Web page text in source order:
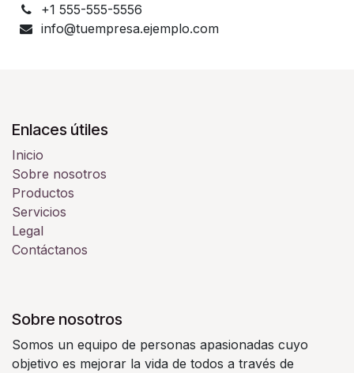
+1 555-555-5556
info@tuempresa.ejemplo.com
Enlaces útiles
Inicio
Sobre nosotros
Productos
Servicios
Legal
Contáctanos
Sobre nosotros
Somos un equipo de personas apasionadas cuyo
objetivo es mejorar la vida de todos a través de